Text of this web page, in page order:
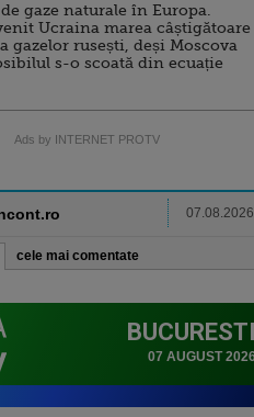
gaze naturale în Europa.
Ucraina marea câștigătoare
gazelor rusești, deși Moscova
s-o scoată din ecuație
Ads by INTERNET PROTV
07.08.2026
cele mai comentate